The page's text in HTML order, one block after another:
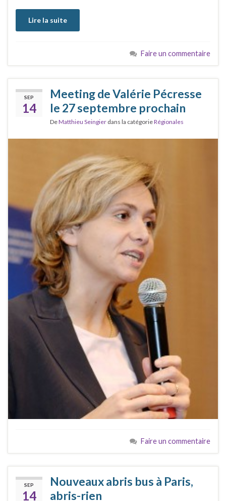
Lire la suite
Faire un commentaire
SEP
14
Meeting de Valérie Pécresse
le 27 septembre prochain
DeMatthieu Seingier dans la catégorieRégionales
Faire un commentaire
SEP
14
Nouveaux abris bus à Paris,
abris-rien